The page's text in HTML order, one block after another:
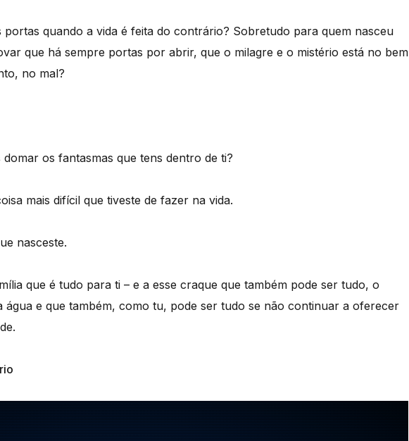
quando a vida é feita do contrário? Sobretudo para quem nasceu
que há sempre portas por abrir, que o milagre e o mistério está no bem
no mal?
os fantasmas que tens dentro de ti?
mais difícil que tiveste de fazer na vida.
nasceste.
que é tudo para ti – e a esse craque que também pode ser tudo, o
água e que também, como tu, pode ser tudo se não continuar a oferecer